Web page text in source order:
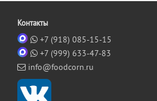
Контакты
+7 (918) 085-15-15
+7 (999) 633-47-83
info@foodcorn.ru